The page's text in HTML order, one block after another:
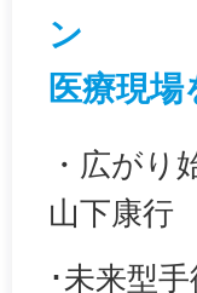
ン
医療現
・広がり
山下康行
･未来型